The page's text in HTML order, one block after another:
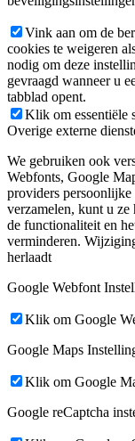
Vink aan om de
cookies te weigeren
nodig om deze
gevraagd wanneer u
tabblad opent.
Klik om essentiële
Overige externe
We gebruiken ook
Webfonts, Google
providers persoonlijke
verzamelen, kunt u
de functionaliteit en
verminderen.
herlaadt
Google Webfont
Klik om Google
Google Maps
Klik om Google
Google reCaptcha